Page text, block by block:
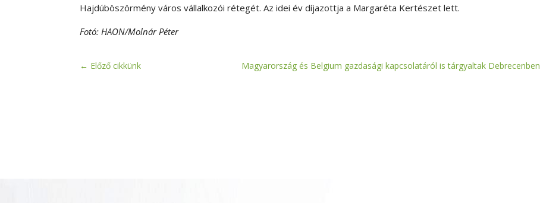
Hajdúböszörmény város vállalkozói rétegét. Az idei év díjazottja a Margaréta Kertészet lett.
Fotó: HAON/Molnár Péter
← Előző cikkünk Magyarország és Belgium gazdasági kapcsolatáról is tárgyaltak Debrecenben